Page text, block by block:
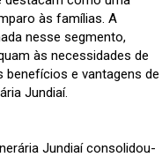
às famílias. A
nesse segmento,
às necessidades de
benefícios e vantagens de
Jundiaí.
Jundiaí consolidou-